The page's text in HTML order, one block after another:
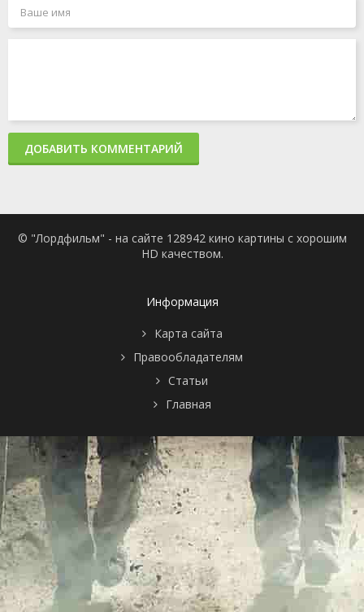
ДОБАВИТЬ КОММЕНТАРИЙ
© "Лордфильм" - на сайте 128942 кино картины с хорошим
HD качеством.
Информация
Карта сайта
Правообладателям
Статьи
Главная